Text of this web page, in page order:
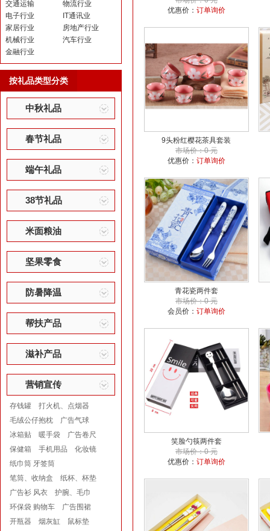
交通运输
物流行业
电子行业
IT通讯业
家居行业
房地产行业
机械行业
汽车行业
金融行业
按礼品类型分类
中秋礼品
春节礼品
端午礼品
38节礼品
米面粮油
坚果零食
防暑降温
帮扶产品
滋补产品
营销宣传
存钱罐
打火机、点烟器
毛绒公仔抱枕
广告气球
冰箱贴
暖手袋
广告卷尺
保健箱
手机用品
化妆镜
纸巾筒 牙签筒
笔筒、收纳盒
纸杯、杯垫
广告衫 风衣
护腕、毛巾
环保袋 购物车
广告围裙
开瓶器
烟灰缸
鼠标垫
优惠价： 订单询价
9头粉红樱花茶具套装
市场价：0 元
优惠价： 订单询价
青花瓷两件套
市场价：0 元
会员价： 订单询价
笑脸勺筷两件套
市场价：0 元
优惠价： 订单询价